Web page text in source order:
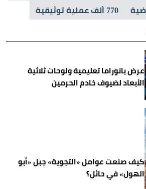
770 ألف عملية توثيقية
عرض بانوراما تعليمية ولوحات ثلاثية
الأبعاد لضيوف خادم الحرمين
كيف صنعت عوامل «التجوية» جبل «أبو
الهول» في حائل؟